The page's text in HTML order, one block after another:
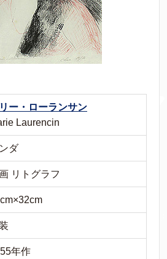
ー・ローランサン
Laurencin
ダ
リトグラフ
年作